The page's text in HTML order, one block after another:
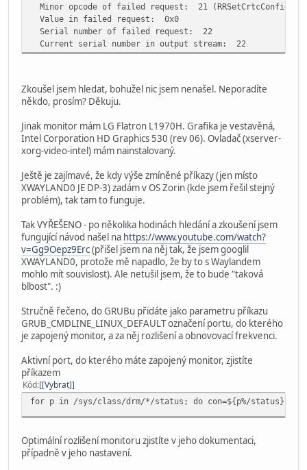
Minor opcode of failed request: 21 (RRSetCrtcConfig)
Value in failed request: 0x0
Serial number of failed request: 22
Current serial number in output stream: 22
Zkoušel jsem hledat, bohužel nic jsem nenašel. Neporadíte
někdo, prosím? Děkuju.
Jinak monitor mám LG Flatron L1970H. Grafika je vestavěná,
Intel Corporation HD Graphics 530 (rev 06). Ovladač (xserver-
xorg-video-intel) mám nainstalovaný.
Ještě je zajímavé, že kdy výše zmíněné příkazy (jen místo
XWAYLAND0 JE DP-3) zadám v OS Zorin (kde jsem řešil stejný
problém), tak tam to funguje.
Tak VYŘEŠENO - po několika hodinách hledání a zkoušení jsem
fungující návod našel na https://www.youtube.com/watch?
v=Gg9Oepz9Erc(přišel jsem na něj tak, že jsem googlil
XWAYLAND0, protože mě napadlo, že by to s Waylandem
mohlo mít souvislost). Ale netušil jsem, že to bude "taková
blbost". :)
Stručně řečeno, do GRUBu přidáte jako parametru příkazu
GRUB_CMDLINE_LINUX_DEFAULT označení portu, do kterého
je zapojený monitor, a za něj rozlišení a obnovovací frekvenci.
Aktivní port, do kterého máte zapojený monitor, zjistíte
příkazem
Kód [Vybrat]
for p in /sys/class/drm/*/status; do con=${p%/status};
Optimální rozlišení monitoru zjistíte v jeho dokumentaci,
případně v jeho nastavení.